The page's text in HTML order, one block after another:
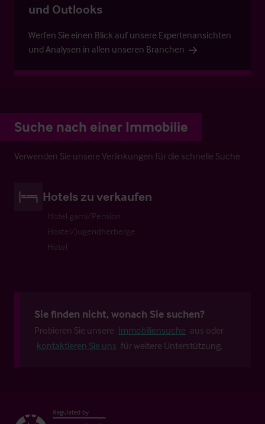
und Outlooks
Werfen Sie einen Blick auf unsere Expertenansichten
und Analysen in allen unseren Branchen
Suche nach einer Immobilie
Verwenden Sie unsere Verlinkungen für die schnelle Suche
Hotels zu verkaufen
Hotel garni/Pension
Hostel/Jugendherberge
Hotel
Sie finden nicht, wonach Sie suchen?
Probieren Sie unsere Immobiliensuche aus oder
kontaktieren Sie uns für weitere Unterstützung.